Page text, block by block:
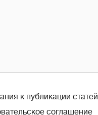
к публикации статей
соглашение